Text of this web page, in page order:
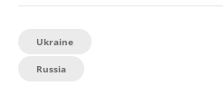
Ukraine
Russia